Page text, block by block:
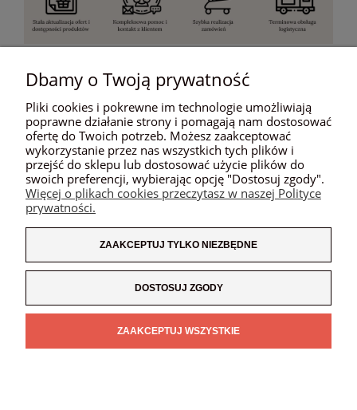
POMOC
MOJE KONTO
PŁATNOŚCI I DOSTAWA
O NAS
Dbamy o Twoją prywatność
Pliki cookies i pokrewne im technologie umożliwiają
poprawne działanie strony i pomagają nam dostosować
ofertę do Twoich potrzeb. Możesz zaakceptować
wykorzystanie przez nas wszystkich tych plików i
przejść do sklepu lub dostosować użycie plików do
swoich preferencji, wybierając opcję "Dostosuj zgody".
Więcej o plikach cookies przeczytasz w naszej Polityce
prywatności.
ZAAKCEPTUJ TYLKO NIEZBĘDNE
DOSTOSUJ ZGODY
ZAAKCEPTUJ WSZYSTKIE